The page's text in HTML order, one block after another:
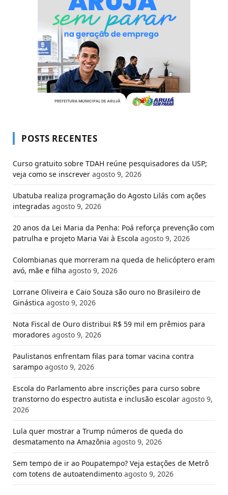
POSTS RECENTES
Curso gratuito sobre TDAH reúne pesquisadores da USP;
veja como se inscrever agosto 9, 2026
Ubatuba realiza programação do Agosto Lilás com ações
integradas agosto 9, 2026
20 anos da Lei Maria da Penha: Poá reforça prevenção com
patrulha e projeto Maria Vai à Escola agosto 9, 2026
Colombianas que morreram na queda de helicóptero eram
avó, mãe e filha agosto 9, 2026
Lorrane Oliveira e Caio Souza são ouro no Brasileiro de
Ginástica agosto 9, 2026
Nota Fiscal de Ouro distribui R$ 59 mil em prêmios para
moradores agosto 9, 2026
Paulistanos enfrentam filas para tomar vacina contra
sarampo agosto 9, 2026
Escola do Parlamento abre inscrições para curso sobre
transtorno do espectro autista e inclusão escolar agosto 9,
2026
Lula quer mostrar a Trump números de queda do
desmatamento na Amazônia agosto 9, 2026
Sem tempo de ir ao Poupatempo? Veja estações de Metrô
com totens de autoatendimento agosto 9, 2026